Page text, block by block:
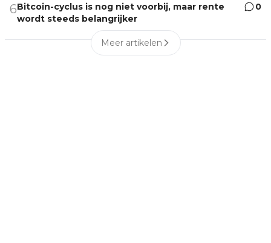
6Bitcoin-cyclus is nog niet voorbij, maar rente
wordt steeds belangrijker
0
Meer artikelen